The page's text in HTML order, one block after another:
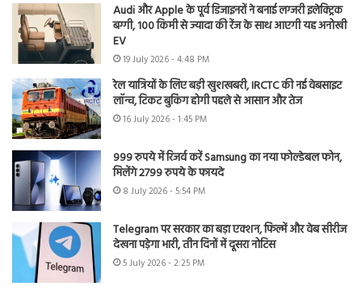
Audi और Apple के पूर्व डिजाइनरों ने बनाई लग्जरी इलेक्ट्रिक
बग्गी, 100 किमी से ज्यादा की रेंज के साथ आएगी यह अनोखी
EV
19 July 2026 - 4:48 PM
रेल यात्रियों के लिए बड़ी खुशखबरी, IRCTC की नई वेबसाइट
लॉन्च, टिकट बुकिंग होगी पहले से आसान और तेज
16 July 2026 - 1:45 PM
999 रुपये में रिजर्व करें Samsung का नया फोल्डेबल फोन,
मिलेंगे 2799 रुपये के फायदे
8 July 2026 - 5:54 PM
Telegram पर सरकार का बड़ा एक्शन, फिल्में और वेब सीरीज
देखना पड़ेगा भारी, तीन दिनों में दूसरा नोटिस
5 July 2026 - 2:25 PM